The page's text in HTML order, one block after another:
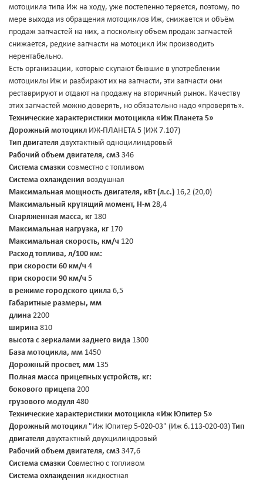
мотоцикла типа Иж на ходу, уже постепенно теряется, поэтому, по
мере выхода из обращения мотоциклов Иж, снижается и объём
продаж запчастей на них, а поскольку объем продаж запчастей
снижается, редкие запчасти на мотоцикл Иж производить
нерентабельно.
Есть организации, которые скупают бывшие в употреблении
мотоциклы Иж и разбирают их на запчасти, эти запчасти они
реставрируют и отдают на продажу на вторичный рынок. Качеству
этих запчастей можно доверять, но обязательно надо «проверять».
Технические характеристики мотоцикла «Иж Планета 5»
Дорожный мотоцикл ИЖ-ПЛАНЕТА 5 (ИЖ 7.107)
Тип двигателя двухтактный одноцилиндровый
Рабочий объем двигателя, см3 346
Система смазки совместно с топливом
Система охлаждения воздушная
Максимальная мощность двигателя, кВт (л.с.) 16,2 (20,0)
Максимальный крутящий момент, Н-м 28,4
Снаряженная масса, кг 180
Максимальная нагрузка, кг 170
Максимальная скорость, км/ч 120
Расход топлива, л/100 км:
при скорости 60 км/ч 4
при скорости 90 км/ч 5
в режиме городского цикла 6,5
Габаритные размеры, мм
длина 2200
ширина 810
высота с зеркалами заднего вида 1300
База мотоцикла, мм 1450
Дорожный просвет, мм 135
Полная масса прицепных устройств, кг:
бокового прицепа 200
грузового модуля 480
Технические характеристики мотоцикла «Иж Юпитер 5»
Дорожный мотоцикл "Иж Юпитер 5-020-03" (Иж 6.113-020-03) Тип
двигателя двухтактный двухцилиндровый
Рабочий объем двигателя, см3 347,6
Система смазки Совместно с топливом
Система охлаждения жидкостная